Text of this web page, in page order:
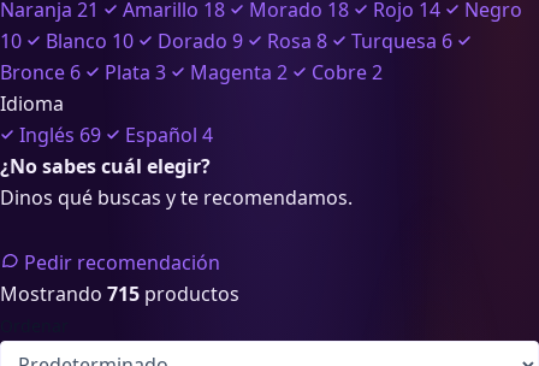
Naranja 21 Amarillo 18 Morado 18 Rojo 14
Negro
10
Blanco 10 Dorado 9 Rosa 8 Turquesa 6
Bronce 6 Plata 3 Magenta 2 Cobre2
Idioma
Inglés 69 Español 4
¿No sabes cuál elegir?
Dinos qué buscas y te recomendamos.
Pedir recomendación
Mostrando 715 productos